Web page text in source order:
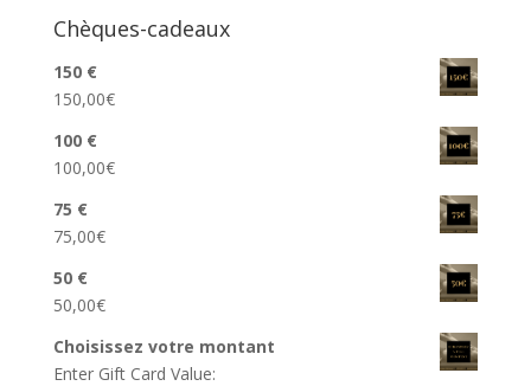
Chèques-cadeaux
150 €
150,00€
100 €
100,00€
75 €
75,00€
50 €
50,00€
Choisissez votre montant
Enter Gift Card Value: